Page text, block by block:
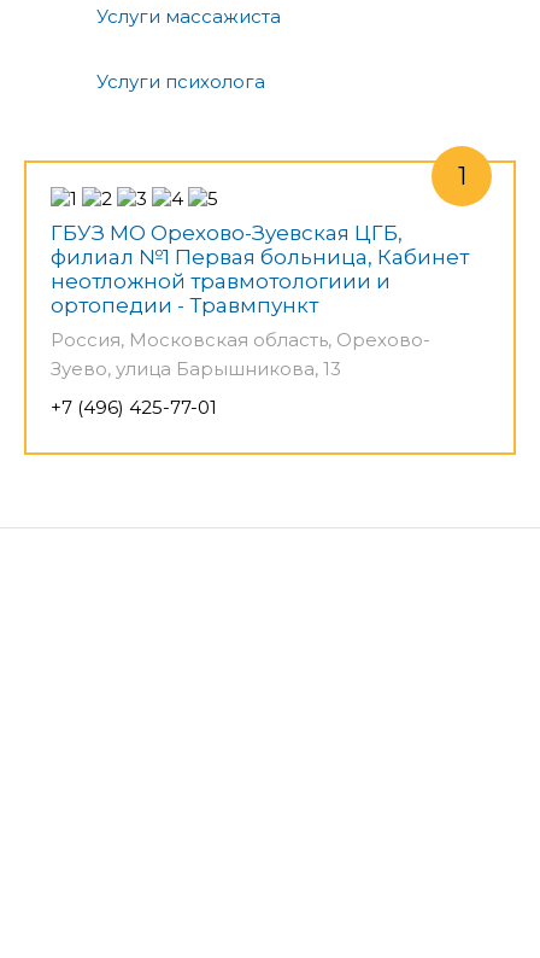
Услуги массажиста
Услуги психолога
ГБУЗ МО Орехово-Зуевская ЦГБ,
филиал №1 Первая больница, Кабинет
неотложной травмотологиии и
ортопедии - Травмпункт
Россия, Московская область, Орехово-
Зуево, улица Барышникова, 13
+7 (496) 425-77-01